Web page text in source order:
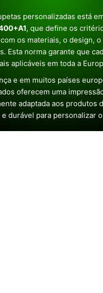
personalizadas está
, que define os
os materiais, o design,
Esta norma garante que
aplicáveis em toda a
e em muitos países
oferecem uma
adaptada aos produtos
durável para personalizar